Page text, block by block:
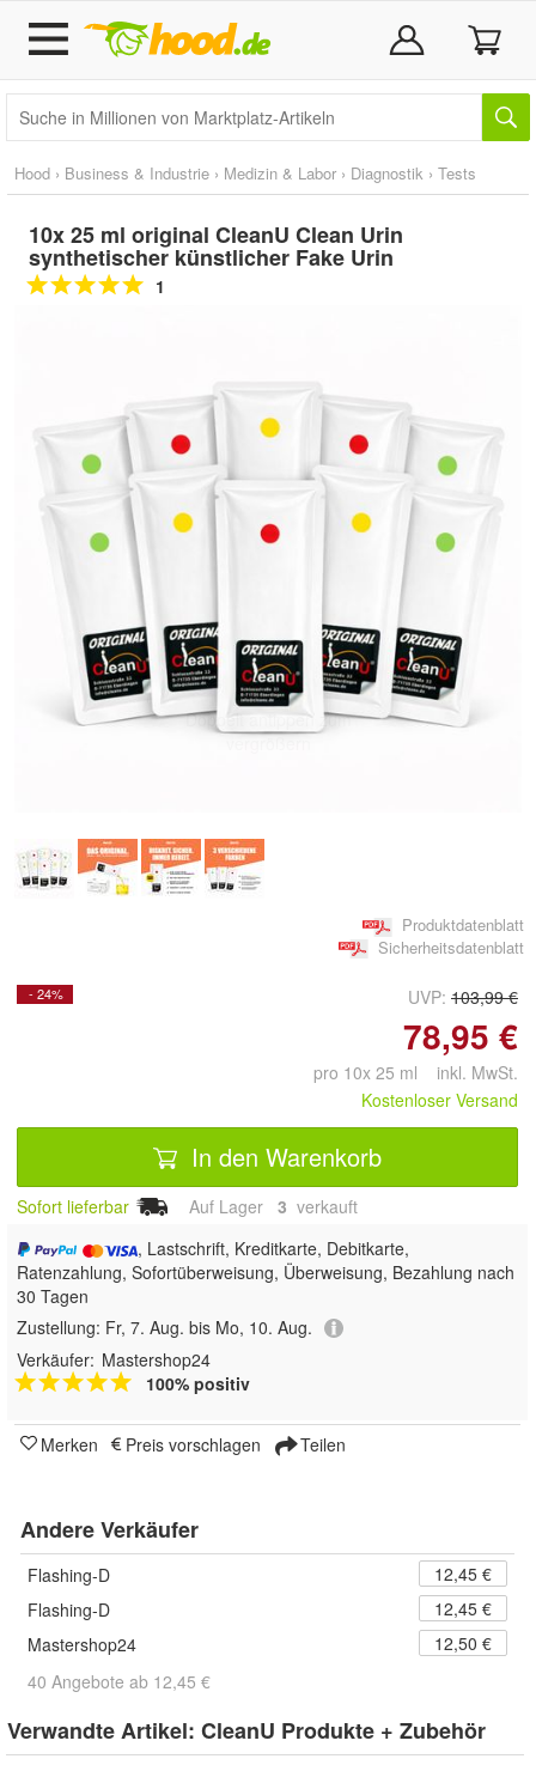
Hood › Business & Industrie › Medizin & Labor › Diagnostik › Tests
10x 25 ml original CleanU Clean Urin
synthetischer künstlicher Fake Urin
1
Doppelt antippen zum
vergrößern
Produktdatenblatt
Sicherheitsdatenblatt
- 24% UVP: 103,99 €
78,95 €
pro 10x 25 ml inkl. MwSt.
Kostenloser Versand
In den Warenkorb
Sofort lieferbar Auf Lager 3 verkauft
, Lastschrift, Kreditkarte, Debitkarte,
Ratenzahlung, Sofortüberweisung, Überweisung, Bezahlung nach
30 Tagen
Zustellung: Fr, 7. Aug. bis Mo, 10. Aug.
Verkäufer: Mastershop24
100% positiv
Merken Preis vorschlagen Teilen
Andere Verkäufer
Flashing-D
12,45 €
Flashing-D
12,45 €
Mastershop24
12,50 €
40 Angebote ab 12,45 €
Verwandte Artikel: CleanU Produkte + Zubehör